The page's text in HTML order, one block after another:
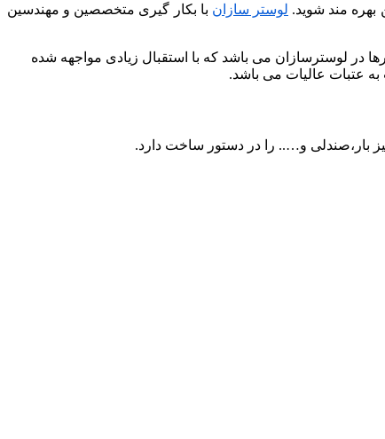
مند شوید. لوستر سازان با بکار گیری متخصصین و مهندسین
در لوسترسازان می باشد که با استقبال زیادی مواجهه شده
به عتبات عالیات می باشد.
بار،صندلی و….. را در دستور ساخت دارد.